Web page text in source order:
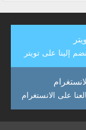
إلينا على تويتر
على الانستغرام